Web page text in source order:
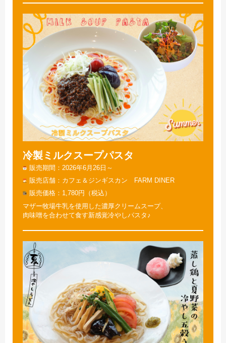
冷製ミルクスープパスタ
販売期間
2026年6月26日～
販売店舗
カフェ＆ジンギスカン FARM DINER
販売価格
1,780円（税込）
マザー牧場牛乳を使用した濃厚クリームスープ、
肉味噌を合わせて食す新感覚冷やしパスタ♪